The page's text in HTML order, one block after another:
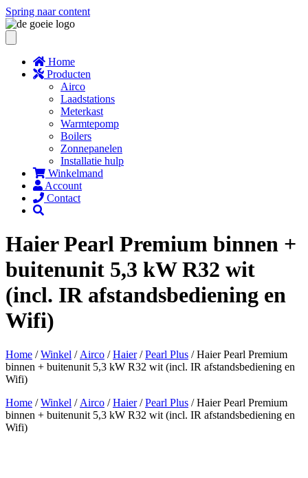
Spring naar content
Home
Producten
Airco
Laadstations
Meterkast
Warmtepomp
Boilers
Zonnepanelen
Installatie hulp
Winkelmand
Account
Contact
Haier Pearl Premium binnen +
buitenunit 5,3 kW R32 wit
(incl. IR afstandsbediening en
Wifi)
Home /Winkel / Airco /Haier/Pearl Plus / Haier Pearl Premium
binnen + buitenunit 5,3 kW R32 wit (incl. IR afstandsbediening en
Wifi)
Home /Winkel / Airco /Haier/Pearl Plus / Haier Pearl Premium
binnen + buitenunit 5,3 kW R32 wit (incl. IR afstandsbediening en
Wifi)